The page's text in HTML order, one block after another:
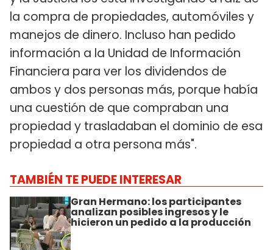
la compra de propiedades, automóviles y
manejos de dinero. Incluso han pedido
información a la Unidad de Información
Financiera para ver los dividendos de
ambos y dos personas más, porque había
una cuestión de que compraban una
propiedad y trasladaban el dominio de esa
propiedad a otra persona más".
TAMBIÉN TE PUEDE INTERESAR
Gran Hermano: los participantes
analizan posibles ingresos y le
hicieron un pedido a la producción